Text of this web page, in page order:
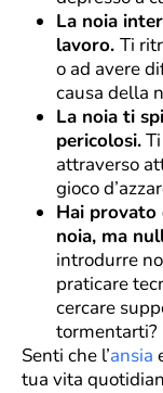
La noia
lavoro. Ti
o ad avere
causa della
La noia ti
pericolosi.
attraverso
gioco
Hai
noia, ma
introdurre
praticare
cercare
tormentarti?
Senti che l’ansia
tua vita